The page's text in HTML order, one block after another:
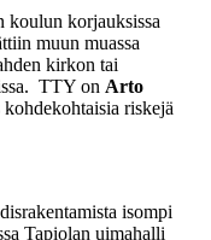
korjauksissa
muun muassa
kirkon tai
TTY on Arto
riskejä
isompi
Tapiolan uimahalli